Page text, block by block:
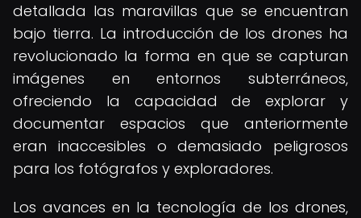
detallada las maravillas que se encuentran
bajo tierra. La introducción de los drones ha
revolucionado la forma en que se capturan
imágenes en entornos subterráneos,
ofreciendo la capacidad de explorar y
documentar espacios que anteriormente
eran inaccesibles o demasiado peligrosos
para los fotógrafos y exploradores.
Los avances en la tecnología de los drones,